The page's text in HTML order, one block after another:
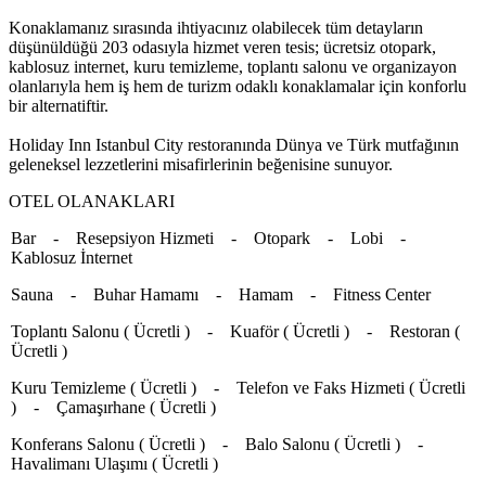
Konaklamanız sırasında ihtiyacınız olabilecek tüm detayların
düşünüldüğü 203 odasıyla hizmet veren tesis; ücretsiz otopark,
kablosuz internet, kuru temizleme, toplantı salonu ve organizayon
olanlarıyla hem iş hem de turizm odaklı konaklamalar için konforlu
bir alternatiftir.
Holiday Inn Istanbul City restoranında Dünya ve Türk mutfağının
geleneksel lezzetlerini misafirlerinin beğenisine sunuyor.
OTEL OLANAKLARI
Bar - Resepsiyon Hizmeti - Otopark - Lobi -
Kablosuz İnternet
Sauna - Buhar Hamamı - Hamam - Fitness Center
Toplantı Salonu ( Ücretli ) - Kuaför ( Ücretli ) - Restoran (
Ücretli )
Kuru Temizleme ( Ücretli ) - Telefon ve Faks Hizmeti ( Ücretli
) - Çamaşırhane ( Ücretli )
Konferans Salonu ( Ücretli ) - Balo Salonu ( Ücretli ) -
Havalimanı Ulaşımı ( Ücretli )